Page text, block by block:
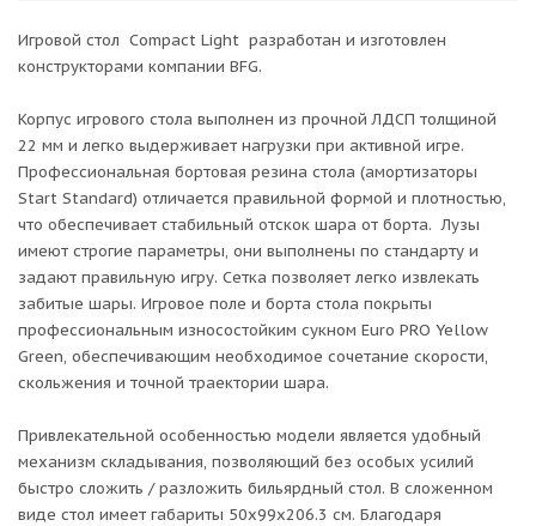
Игровой стол Compact Light разработан и изготовлен
конструкторами компании BFG.
Корпус игрового стола выполнен из прочной ЛДСП толщиной
22 мм и легко выдерживает нагрузки при активной игре.
Профессиональная бортовая резина стола (амортизаторы
Start Standard) отличается правильной формой и плотностью,
что обеспечивает стабильный отскок шара от борта. Лузы
имеют строгие параметры, они выполнены по стандарту и
задают правильную игру. Сетка позволяет легко извлекать
забитые шары. Игровое поле и борта стола покрыты
профессиональным износостойким сукном Euro PRO Yellow
Green, обеспечивающим необходимое сочетание скорости,
скольжения и точной траектории шара.
Привлекательной особенностью модели является удобный
механизм складывания, позволяющий без особых усилий
быстро сложить / разложить бильярдный стол. В сложенном
виде стол имеет габариты 50х99х206.3 см. Благодаря